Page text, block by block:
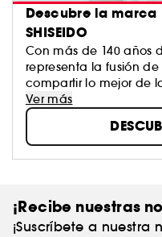
Descubre la marca
SHISEIDO
Con más de 140 años
representa la fusión
compartir lo mejor de
mundo. La combinación de tradición, respeto,
bienestar y tecnología
efectivos y el perfecto
espíritu. Hoy, Shiseido
tecnología cosmética,
Ver más
¡Recibe nuestras
¡Suscríbete a nuestra